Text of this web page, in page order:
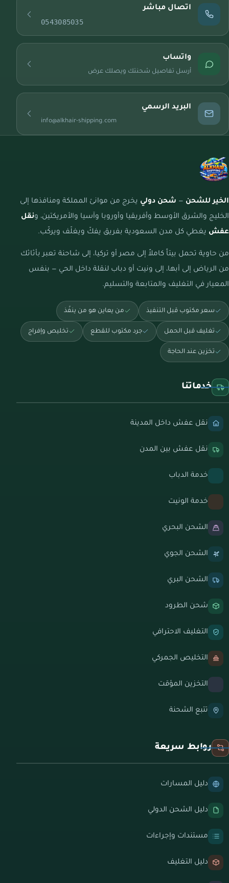
اتصال مباشر
0543085035
واتساب
أرسل تفاصيل شحنتك ويصلك عرض
البريد الرسمي
info@alkhair-shipping.com
الخير للشحن — شحن دولي يخرج من موانئ المملكة ومنافذها إلى
الخليج والشرق الأوسط وأفريقيا وأوروبا وآسيا والأمريكتين، ونقل
عفش يغطي كل مدن السعودية بفريق يفكّ ويغلّف ويركّب.
من حاوية تحمل بيتاً كاملاً إلى مصر أو تركيا، إلى شاحنة تعبر بأثاثك
من الرياض إلى أبها، إلى ونيت أو دباب لنقلة داخل الحي — بنفس
المعيار في التغليف والمتابعة والتسليم.
سعر مكتوب قبل التنفيذ من يعاين هو من ينفّذ
تغليف قبل الحمل جرد مكتوب للقطع تخليص وإفراج
تخزين عند الحاجة
خدماتنا
نقل عفش داخل المدينة
نقل عفش بين المدن
خدمة الدباب
خدمة الونيت
الشحن البحري
الشحن الجوي
الشحن البري
شحن الطرود
التغليف الاحترافي
التخليص الجمركي
التخزين المؤقت
تتبع الشحنة
روابط سريعة
دليل المسارات
دليل الشحن الدولي
مستندات وإجراءات
دليل التغليف